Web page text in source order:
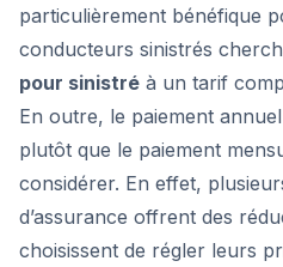
particulièrement bénéfique
conducteurs sinistrés
pour sinistré à un tarif
En outre, le paiement
plutôt que le paiement
considérer. En effet,
d’assurance offrent des
choisissent de régler leurs